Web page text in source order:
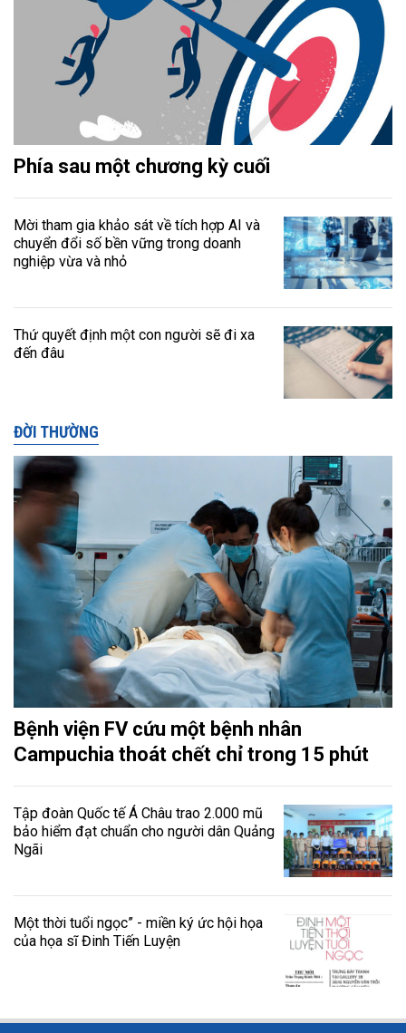
Phía sau một chương kỳ cuối
Mời tham gia khảo sát về tích hợp AI và
chuyển đổi số bền vững trong doanh
nghiệp vừa và nhỏ
Thứ quyết định một con người sẽ đi xa
đến đâu
ĐỜI THƯỜNG
Bệnh viện FV cứu một bệnh nhân
Campuchia thoát chết chỉ trong 15 phút
Tập đoàn Quốc tế Á Châu trao 2.000 mũ
bảo hiểm đạt chuẩn cho người dân Quảng
Ngãi
Một thời tuổi ngọc” - miền ký ức hội họa
của họa sĩ Đinh Tiến Luyện